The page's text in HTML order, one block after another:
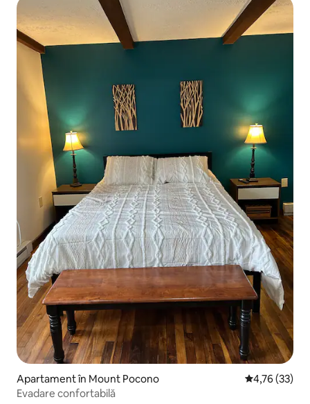
Apartament în Mount Pocono Scor mediu
4,76 (33)
Evadare confortabilă